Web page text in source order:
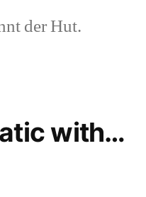
der Hut.
with…